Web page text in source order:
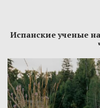
Испанские ученые